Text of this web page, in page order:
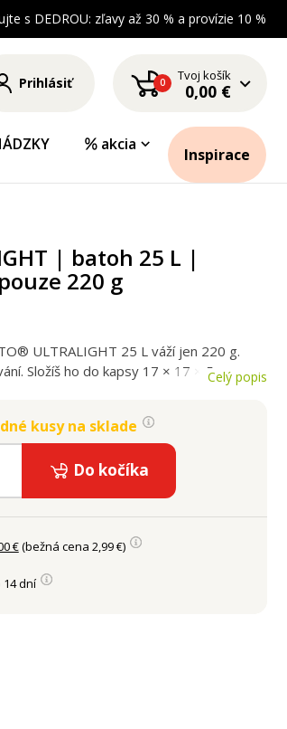
s DEDROU: zľavy až 30 % a provízie 10 %
Prihlásiť 0 Tvoj košík
0,00 €
akcia
Inspirace
220 g
| batoh 25 L |
220 g
ULTRALIGHT 25 L váží jen 220 g.
Složíš ho do kapsy 17 × 17 × 5 cm,
Celý popis
kusy na sklade
Do kočíka
€(bežná cena 2,99 €)
dní